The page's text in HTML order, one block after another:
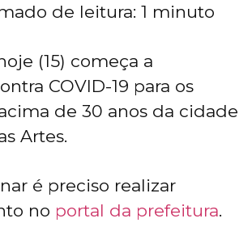
de leitura: 1 minuto
(15) começa a
COVID-19 para os
de 30 anos da cidade
Artes.
é preciso realizar
no portal da prefeitura.